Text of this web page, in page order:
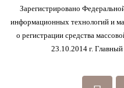
Зарегистрировано
информационных технологий и
о регистрации средства
23.10.2014 г.